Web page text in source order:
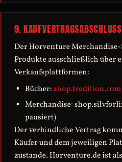
9. KAUFVERTRAGSABSCHLUSS
Der Horventure
Produkte ausschließlich über
Verkaufsplattformen:
Bücher:shop.tredition.com
Merchandise:
pausiert)
Der verbindliche Vertrag
Käufer und dem jeweiligen
zustande. Horventure.de ist als